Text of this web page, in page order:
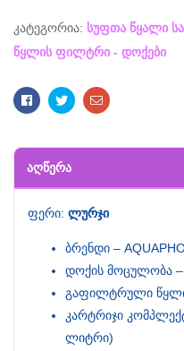
კატეგორია: სუფთა წყალი
წყლის ფილტრი - დოქები
FacebookTwitterEmail
ᲐᲦᲬᲔᲠᲐ
ფერი: ლურჯი
ბრენდი –
დოქის მოცულობა
გაფილტრული
კარტრიჯი
ლიტრი)